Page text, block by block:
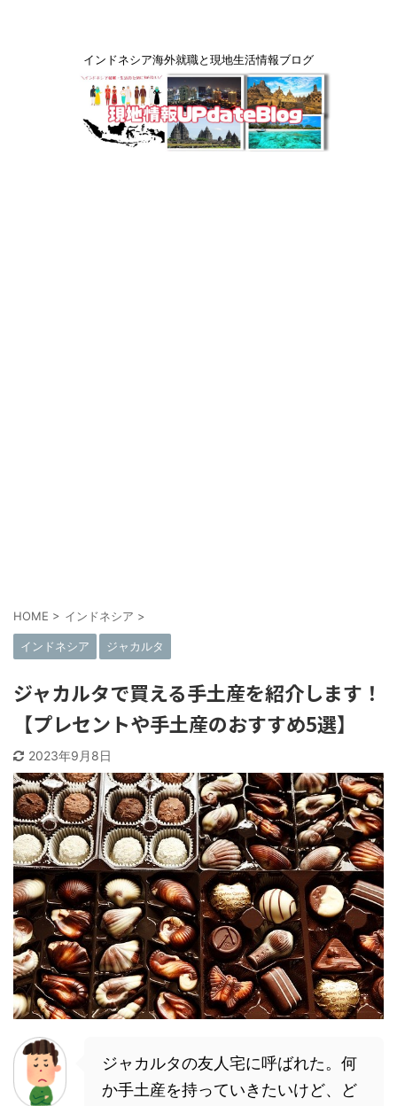
インドネシア海外就職と現地生活情報ブログ
HOME > インドネシア >
インドネシア ジャカルタ
ジャカルタで買える手土産を紹介します！
【プレセントや手土産のおすすめ5選】
2023年9月8日
ジャカルタの友人宅に呼ばれた。何
か手土産を持っていきたいけど、ど